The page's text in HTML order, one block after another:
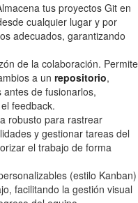
tus proyectos Git en
cualquier lugar y por
adecuados, garantizando
de la colaboración. Permite
a un repositorio,
de fusionarlos,
feedback.
robusto para rastrear
y gestionar tareas del
el trabajo de forma
(estilo Kanban)
facilitando la gestión visual